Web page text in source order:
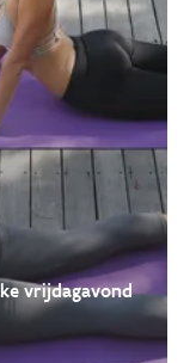
vrijdagavond